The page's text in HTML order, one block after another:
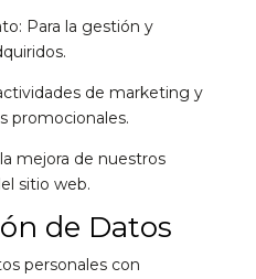
Para la gestión y
de marketing y
promocionales.
mejora de nuestros
sitio web.
de Datos
personales con